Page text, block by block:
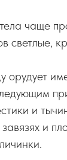
чаще
светлые,
и
и